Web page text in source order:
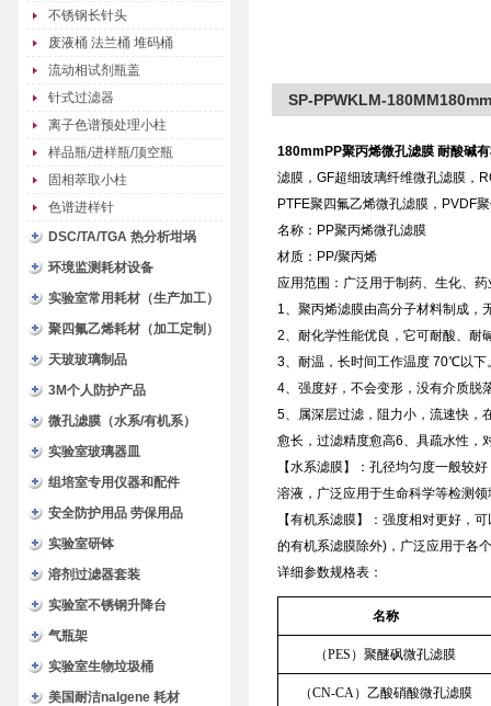
不锈钢长针头
废液桶 法兰桶 堆码桶
流动相试剂瓶盖
针式过滤器
离子色谱预处理小柱
样品瓶/进样瓶/顶空瓶
固相萃取小柱
色谱进样针
DSC/TA/TGA 热分析坩埚
环境监测耗材设备
实验室常用耗材（生产加工）
聚四氟乙烯耗材（加工定制）
天玻玻璃制品
3M个人防护产品
微孔滤膜（水系/有机系）
实验室玻璃器皿
组培室专用仪器和配件
安全防护用品 劳保用品
实验室研钵
溶剂过滤器套装
实验室不锈钢升降台
气瓶架
实验室生物垃圾桶
美国耐洁nalgene 耗材
SP-PPWKLM-
180mmPP聚丙烯微孔滤膜 耐酸碱
滤膜，GF超细玻璃纤维微孔滤膜，
PTFE聚四氟乙烯微孔滤膜，PVDF
名称：PP聚丙烯微孔滤膜
材质：PP/聚丙烯
应用范围：广泛用于制药、生化、
1、聚丙烯滤膜由高分子材料制成，
2、耐化学性能优良，它可耐酸、耐
3、耐温，长时间工作温度 70℃以下
4、强度好，不会变形，没有介质脱
5、属深层过滤，阻力小，流速快，
愈长，过滤精度愈高6、具疏水性，
【水系滤膜】：孔径均匀度一般较
溶液，广泛应用于生命科学等检测领
【有机系滤膜】：强度相对更好，
的有机系滤膜除外)，广泛应用于各
详细参数规格表：
名称
（PES）聚醚砜微孔滤膜
（CN-CA）乙酸硝酸微孔滤膜